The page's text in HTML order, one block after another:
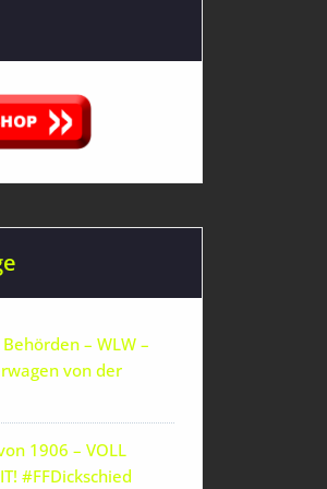
– WLW –
von der
1906 – VOLL
#FFDickschied